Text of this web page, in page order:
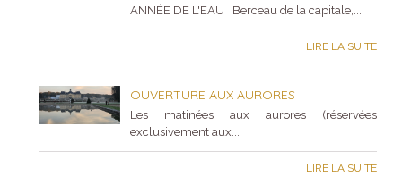
ANNÉE DE L'EAU Berceau de la capitale,...
LIRE LA SUITE
OUVERTURE AUX AURORES
Les matinées aux aurores (réservées
exclusivement aux...
LIRE LA SUITE